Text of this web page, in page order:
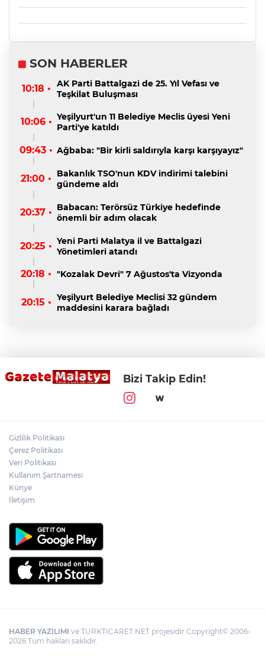
SON HABERLER
10:18 •
AK Parti Battalgazi de 25. Yıl Vefası ve
Teşkilat Buluşması
10:06 • Yeşilyurt'un 11 Belediye Meclis üyesi Yeni
Parti'ye katıldı
09:43 • Ağbaba: "Bir kirli saldırıyla karşı karşıyayız"
21:00 •
Bakanlık TSO'nun KDV indirimi talebini
gündeme aldı
20:37 • Babacan: Terörsüz Türkiye hedefinde
önemli bir adım olacak
20:25 • Yeni Parti Malatya il ve Battalgazi
Yönetimleri atandı
20:18 • "Kozalak Devri" 7 Ağustos'ta Vizyonda
20:15 • Yeşilyurt Belediye Meclisi 32 gündem
maddesini karara bağladı
Bizi Takip Edin!
Gizlilik Politikası
Çerez Politikası
Veri Politikası
Kullanım Şartnamesi
Künye
İletişim
HABER YAZILIMI ve TURKTICARET.NET projesidir Copyright© 2006-
2026 Tüm hakları saklıdır.